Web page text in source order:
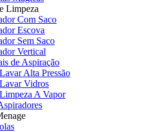
Limpeza
Com Saco
Escova
Sem Saco
Vertical
de Aspiração
Alta Pressão
Vidros
A Vapor